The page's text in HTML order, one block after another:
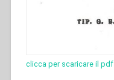
clicca per scaricare il pdf